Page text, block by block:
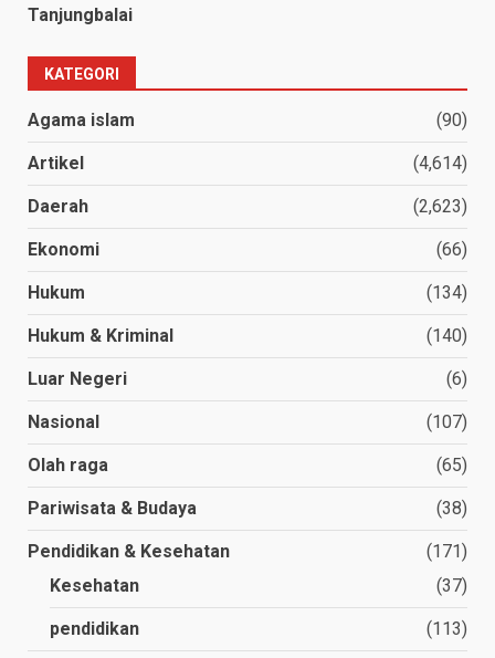
Tanjungbalai
KATEGORI
Agama islam (90)
Artikel (4,614)
Daerah (2,623)
Ekonomi (66)
Hukum (134)
Hukum & Kriminal (140)
Luar Negeri (6)
Nasional (107)
Olah raga (65)
Pariwisata & Budaya (38)
Pendidikan & Kesehatan
(171)
Kesehatan
(37)
pendidikan (113)